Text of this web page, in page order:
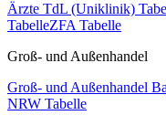
Ärzte TdL (Uniklinik)
TabelleZFA Tabelle
Groß- und Außenhandel
Groß- und Außenhandel
NRW Tabelle